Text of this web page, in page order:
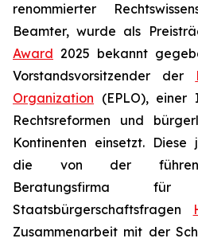
renommierter
Beamter, wurde als
Award 2025 bekannt
Vorstandsvorsitzender der
Organization (EPLO),
Rechtsreformen und
Kontinenten einsetzt. Diese
die von der
Beratungsfirma
Staatsbürgerschaftsfragen
Zusammenarbeit mit der